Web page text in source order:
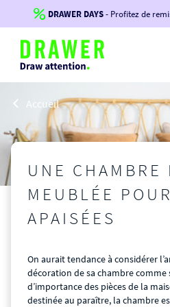
Jusqu'à-100€*sur votre
-voir conditions en
DRAWER DAYS- Profitez de
Accueil
UNE CHAMBRE
MEUBLÉE
APAISÉES
On aurait tendance à considérer
décoration de sa chambre comme
d’importance des pièces de la
destinée au paraître, la chambre